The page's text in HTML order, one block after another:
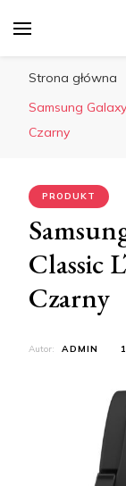
Strona główna
Samsung
Czarny
PRODUKT
Classic
Czarny
Autor: ADMIN